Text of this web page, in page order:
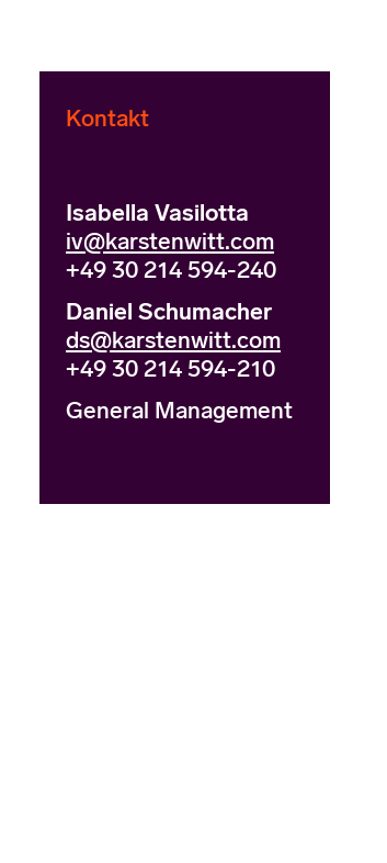
Kontakt
Isabella Vasilotta
iv@karstenwitt.com
+49 30 214 594-240
Daniel Schumacher
ds@karstenwitt.com
+49 30 214 594-210
General Management